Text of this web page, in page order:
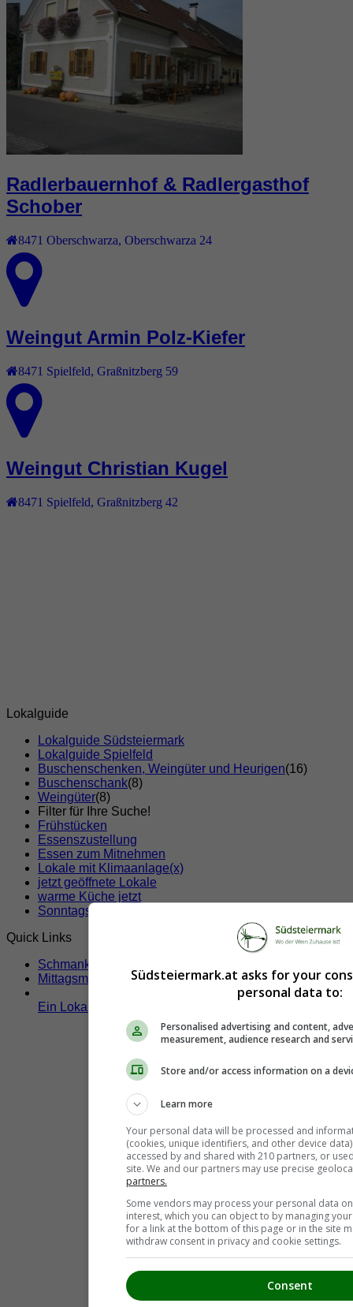
Radlerbauernhof & Radlergasthof
Schober
8471 Oberschwarza Oberschwarza 24
Weingut Armin Polz-Kiefer
8471 Spielfeld Graßnitzberg 59
Weingut Christian Kugel
8471 Spielfeld Graßnitzberg 42
Lokalguide
Lokalguide Südsteiermark
Lokalguide Spielfeld
Buschenschenken, Weingüter und Heurigen(16)
Buschenschank(8)
Weingüter(8)
Filter für Ihre Suche!
Frühstücken
Essenszustellung
Essen zum Mitnehmen
Lokale mit Klimaanlage(x)
jetzt geöffnete Lokale
warme Küche jetzt
Sonntags geöffnete Lokale
Quick Links
Schmankerltage
Mittagsmenü
Ein Lokal hier eintragen!
Südsteiermark.at asks for your
personal data to:
Personalised advertising and content,
measurement, audience research and
Store and/or access information on a
Learn more
Your personal data will be processed and
(cookies, unique identifiers, and other device
accessed by and shared with 210 partners, or
site. We and our partners may use precise
partners.
Some vendors may process your personal data
interest, which you can object to by managing
for a link at the bottom of this page or in the site
withdraw consent in privacy and cookie settings.
Consent